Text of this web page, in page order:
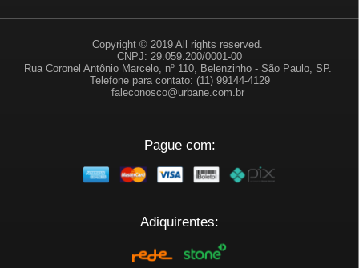
Copyright © 2019 All rights reserved.
CNPJ: 29.059.200/0001-00
Rua Coronel Antônio Marcelo, nº 110, Belenzinho - São Paulo, SP.
Telefone para contato: (11) 99144-4129
faleconosco@urbane.com.br
Pague com:
Adiquirentes: